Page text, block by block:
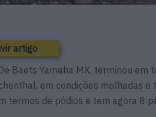
artigo
Baets Yamaha MX, terminou em
em condições molhadas e
termos de pódios e tem agora 8